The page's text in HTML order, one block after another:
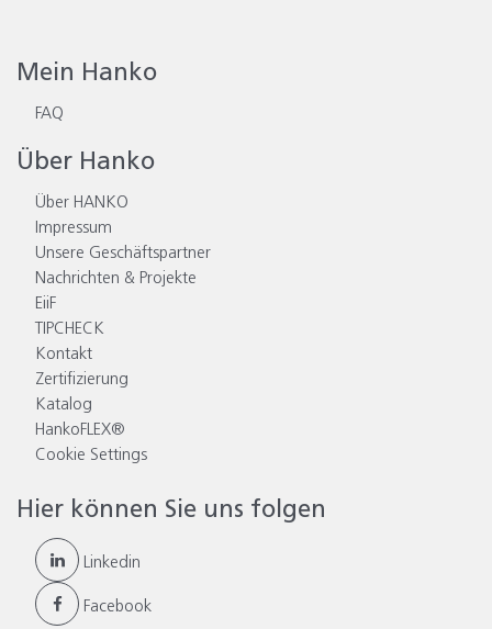
Mein Hanko
FAQ
Über Hanko
Über HANKO
Impressum
Unsere Geschäftspartner
Nachrichten & Projekte
EiiF
TIPCHECK
Kontakt
Zertifizierung
Katalog
HankoFLEX®
Cookie Settings
Hier können Sie uns folgen
Linkedin
Facebook